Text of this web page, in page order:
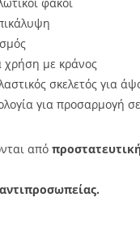
χρήση με κράνος
σκελετός για
για προσαρμογή
από